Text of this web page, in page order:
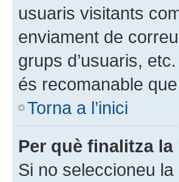
usuaris visitants
enviament de
grups d’usuaris,
és recomanable
Torna a l’inici
Per què finalitza
Si no seleccioneu la